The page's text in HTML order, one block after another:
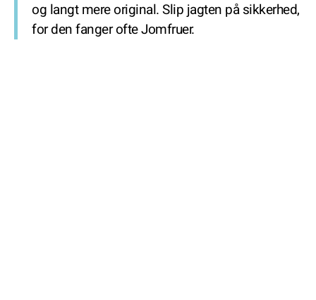
og langt mere original. Slip jagten på sikkerhed,
for den fanger ofte Jomfruer.